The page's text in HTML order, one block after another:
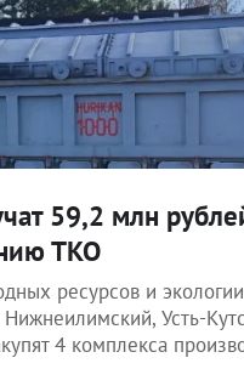
59,2 млн
ТКО
ресурсов и
Усть-
4 комплекса